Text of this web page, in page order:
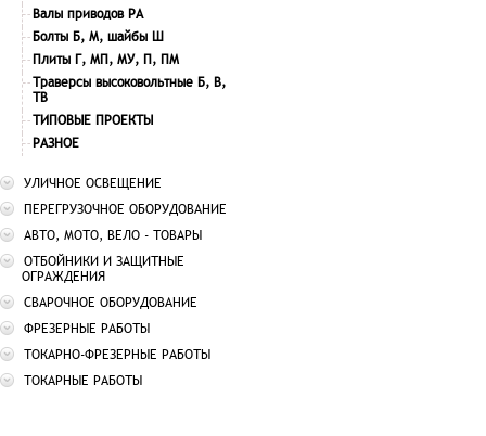
Валы приводов РА
Болты Б, М, шайбы Ш
Плиты Г, МП, МУ, П, ПМ
Траверсы высоковольтные Б, В,
ТВ
ТИПОВЫЕ ПРОЕКТЫ
РАЗНОЕ
УЛИЧНОЕ ОСВЕЩЕНИЕ
ПЕРЕГРУЗОЧНОЕ ОБОРУДОВАНИЕ
АВТО, МОТО, ВЕЛО - ТОВАРЫ
ОТБОЙНИКИ И ЗАЩИТНЫЕ
ОГРАЖДЕНИЯ
СВАРОЧНОЕ ОБОРУДОВАНИЕ
ФРЕЗЕРНЫЕ РАБОТЫ
ТОКАРНО-ФРЕЗЕРНЫЕ РАБОТЫ
ТОКАРНЫЕ РАБОТЫ